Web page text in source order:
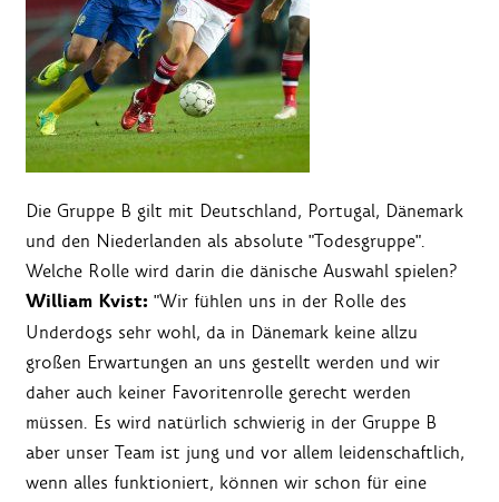
Die Gruppe B gilt mit Deutschland, Portugal, Dänemark
und den Niederlanden als absolute "Todesgruppe".
Welche Rolle wird darin die dänische Auswahl spielen?
William Kvist: "Wir fühlen uns in der Rolle des
Underdogs sehr wohl, da in Dänemark keine allzu
großen Erwartungen an uns gestellt werden und wir
daher auch keiner Favoritenrolle gerecht werden
müssen. Es wird natürlich schwierig in der Gruppe B
aber unser Team ist jung und vor allem leidenschaftlich,
wenn alles funktioniert, können wir schon für eine